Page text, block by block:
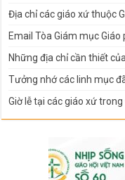
Địa chỉ các giáo xứ thuộc
Email Tòa Giám mục Giáo
Những địa chỉ cần thiết
Tưởng nhớ các linh mục
Giờ lễ tại các giáo xứ